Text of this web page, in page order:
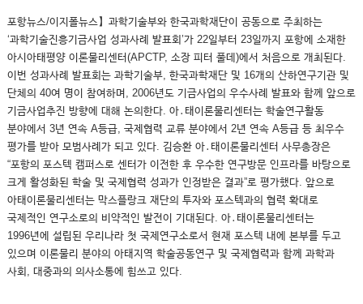
포항뉴스/이지폴뉴스】과학기술부와 한국과학재단이 공동으로 주최하는
‘과학기술진흥기금사업 성과사례 발표회’가 22일부터 23일까지 포항에 소재한
아시아태평양 이론물리센터(APCTP, 소장 피터 풀데)에서 처음으로 개최된다.
이번 성과사례 발표회는 과학기술부, 한국과학재단 및 16개의 산하연구기관 및
단체의 40여 명이 참여하며, 2006년도 기금사업의 우수사례 발표와 함께 앞으로
기금사업추진 방향에 대해 논의한다. 아․태이론물리센터는 학술연구활동
분야에서 3년 연속 A등급, 국제협력 교류 분야에서 2년 연속 A등급 등 최우수
평가를 받아 모범사례가 되고 있다. 김승환 아․태이론물리센터 사무총장은
“포항의 포스텍 캠퍼스로 센터가 이전한 후 우수한 연구방문 인프라를 바탕으로
크게 활성화된 학술 및 국제협력 성과가 인정받은 결과”로 평가했다. 앞으로
아태이론물리센터는 막스플랑크 재단의 투자와 포스텍과의 협력 확대로
국제적인 연구소로의 비약적인 발전이 기대된다. 아․태이론물리센터는
1996년에 설립된 우리나라 첫 국제연구소로서 현재 포스텍 내에 본부를 두고
있으며 이론물리 분야의 아태지역 학술공동연구 및 국제협력과 함께 과학과
사회, 대중과의 의사소통에 힘쓰고 있다.